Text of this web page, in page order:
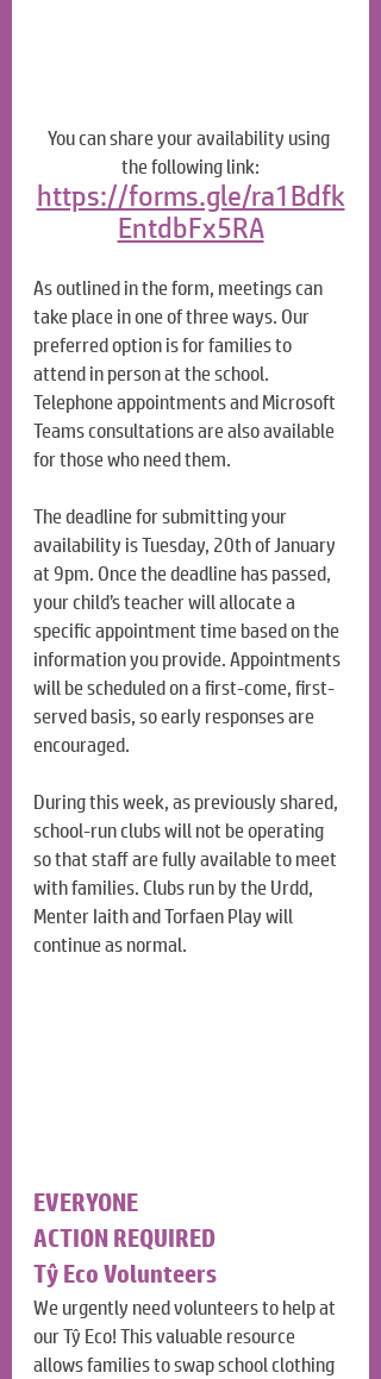
You can share your availability using
the following link:
https://forms.gle/ra1Bdfk
EntdbFx5RA
As outlined in the form, meetings can
take place in one of three ways. Our
preferred option is for families to
attend in person at the school.
Telephone appointments and Microsoft
Teams consultations are also available
for those who need them.
The deadline for submitting your
availability is Tuesday, 20th of January
at 9pm. Once the deadline has passed,
your child’s teacher will allocate a
specific appointment time based on the
information you provide. Appointments
will be scheduled on a first-come, first-
served basis, so early responses are
encouraged.
During this week, as previously shared,
school-run clubs will not be operating
so that staff are fully available to meet
with families. Clubs run by the Urdd,
Menter Iaith and Torfaen Play will
continue as normal.
EVERYONE
ACTION REQUIRED
Tŷ Eco Volunteers
We urgently need volunteers to help at
our Tŷ Eco! This valuable resource
allows families to swap school clothing